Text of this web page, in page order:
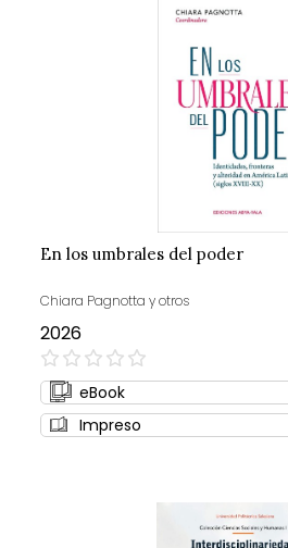
En los umbrales del poder
Chiara Pagnotta y otros
2026
0%
eBook
Impreso